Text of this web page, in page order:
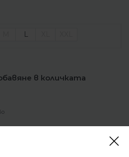
L
в количката